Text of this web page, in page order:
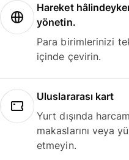
Hareket
yönetin.
Para birimlerinizi
içinde çevirin.
Uluslararası kart
Yurt dışında
makaslarını veya
etmeyin.